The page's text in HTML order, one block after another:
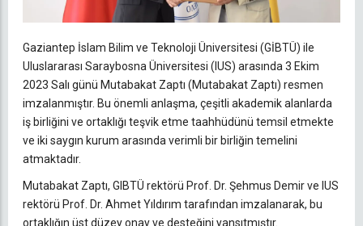
Gaziantep İslam Bilim ve Teknoloji Üniversitesi (GİBTÜ) ile
Uluslararası Saraybosna Üniversitesi (IUS) arasında 3 Ekim
2023 Salı günü Mutabakat Zaptı (Mutabakat Zaptı) resmen
imzalanmıştır. Bu önemli anlaşma, çeşitli akademik alanlarda
iş birliğini ve ortaklığı teşvik etme taahhüdünü temsil etmekte
ve iki saygın kurum arasında verimli bir birliğin temelini
atmaktadır.
Mutabakat Zaptı, GIBTÜ rektörü Prof. Dr. Şehmus Demir ve IUS
rektörü Prof. Dr. Ahmet Yıldırım tarafından imzalanarak, bu
ortaklığın üst düzey onay ve desteğini yansıtmıştır.